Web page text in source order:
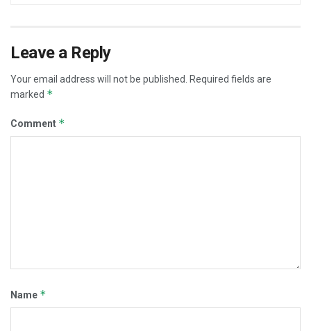
Leave a Reply
Your email address will not be published.
Required fields are
marked *
Comment *
Name *